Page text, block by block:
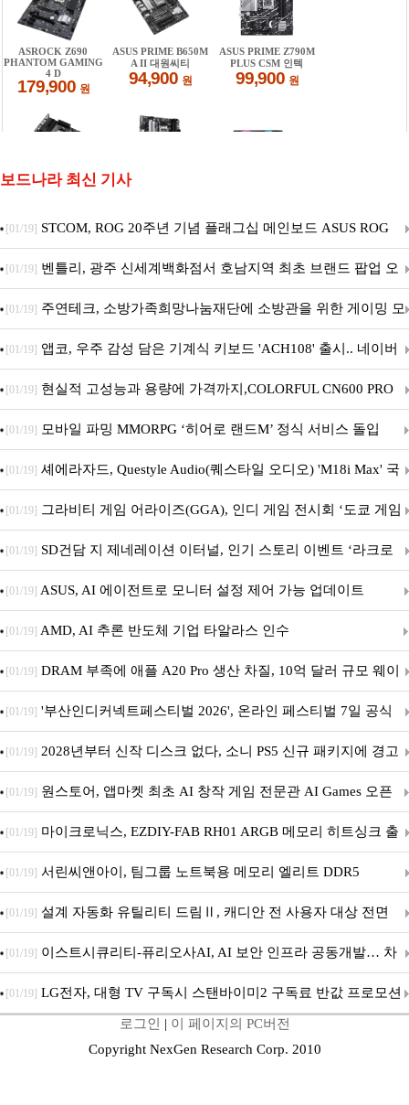
보드나라 최신 기사
[01/19] STCOM, ROG 20주년 기념 플래그십 메인보드 ASUS ROG
Crosshair X870E EDITION 20 국내 출시 예정
[01/19] 벤틀리, 광주 신세계백화점서 호남지역 최초 브랜드 팝업 오
픈
[01/19] 주연테크, 소방가족희망나눔재단에 소방관을 위한 게이밍 모
니터·스마트 펫 침대 기부
[01/19] 앱코, 우주 감성 담은 기계식 키보드 'ACH108' 출시.. 네이버
브랜드데이 기획전 진행
[01/19] 현실적 고성능과 용량에 가격까지,COLORFUL CN600 PRO
M.2 NVMe 디앤디컴 1TB
[01/19] 모바일 파밍 MMORPG ‘히어로 랜드M’ 정식 서비스 돌입
[01/19] 셰에라자드, Questyle Audio(퀘스타일 오디오) 'M18i Max' 국
내 정식 출시
[01/19] 그라비티 게임 어라이즈(GGA), 인디 게임 전시회 ‘도쿄 게임
던전 13’ 참가!
[01/19] SD건담 지 제네레이션 이터널, 인기 스토리 이벤트 ‘라크로
아의 용사’ 재개최 및 풍성한 기념 이벤트 실시!
[01/19] ASUS, AI 에이전트로 모니터 설정 제어 가능 업데이트
[01/19] AMD, AI 추론 반도체 기업 타알라스 인수
[01/19] DRAM 부족에 애플 A20 Pro 생산 차질, 10억 달러 규모 웨이
퍼 대기
[01/19] '부산인디커넥트페스티벌 2026', 온라인 페스티벌 7일 공식
개막... 22일간 진행
[01/19] 2028년부터 신작 디스크 없다, 소니 PS5 신규 패키지에 경고
문 추가
[01/19] 원스토어, 앱마켓 최초 AI 창작 게임 전문관 AI Games 오픈
[01/19] 마이크로닉스, EZDIY-FAB RH01 ARGB 메모리 히트싱크 출
시
[01/19] 서린씨앤아이, 팀그룹 노트북용 메모리 엘리트 DDR5
5600MHz 16GB 출시
[01/19] 설계 자동화 유틸리티 드림Ⅱ, 캐디안 전 사용자 대상 전면
무상 배포
[01/19] 이스트시큐리티-퓨리오사AI, AI 보안 인프라 공동개발… 차
세대 AI 보안 플랫폼 구축
[01/19] LG전자, 대형 TV 구독시 스탠바이미2 구독료 반값 프로모션
로그인 | 이 페이지의 PC버전
Copyright NexGen Research Corp. 2010